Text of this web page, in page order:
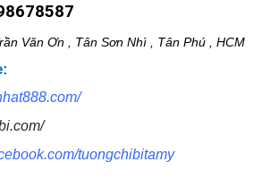
Văn Ơn , Tân Sơn Nhì , Tân Phú , HCM
tuongchibitamy